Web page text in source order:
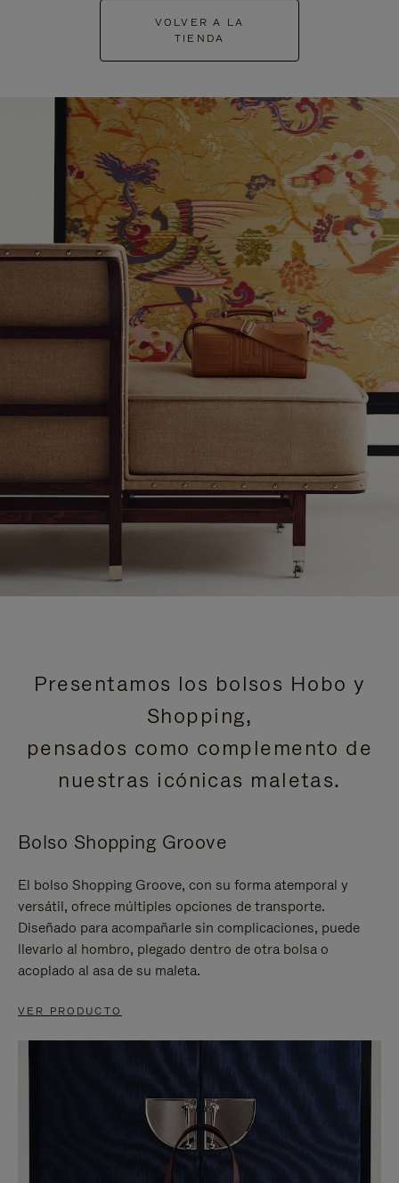
VOLVER A LA
TIENDA
Presentamos los bolsos Hobo y
Shopping,
pensados como complemento de
nuestras icónicas maletas.
Bolso Shopping Groove
El bolso Shopping Groove, con su forma atemporal y
versátil, ofrece múltiples opciones de transporte.
Diseñado para acompañarle sin complicaciones, puede
llevarlo al hombro, plegado dentro de otra bolsa o
acoplado al asa de su maleta.
VER PRODUCTO